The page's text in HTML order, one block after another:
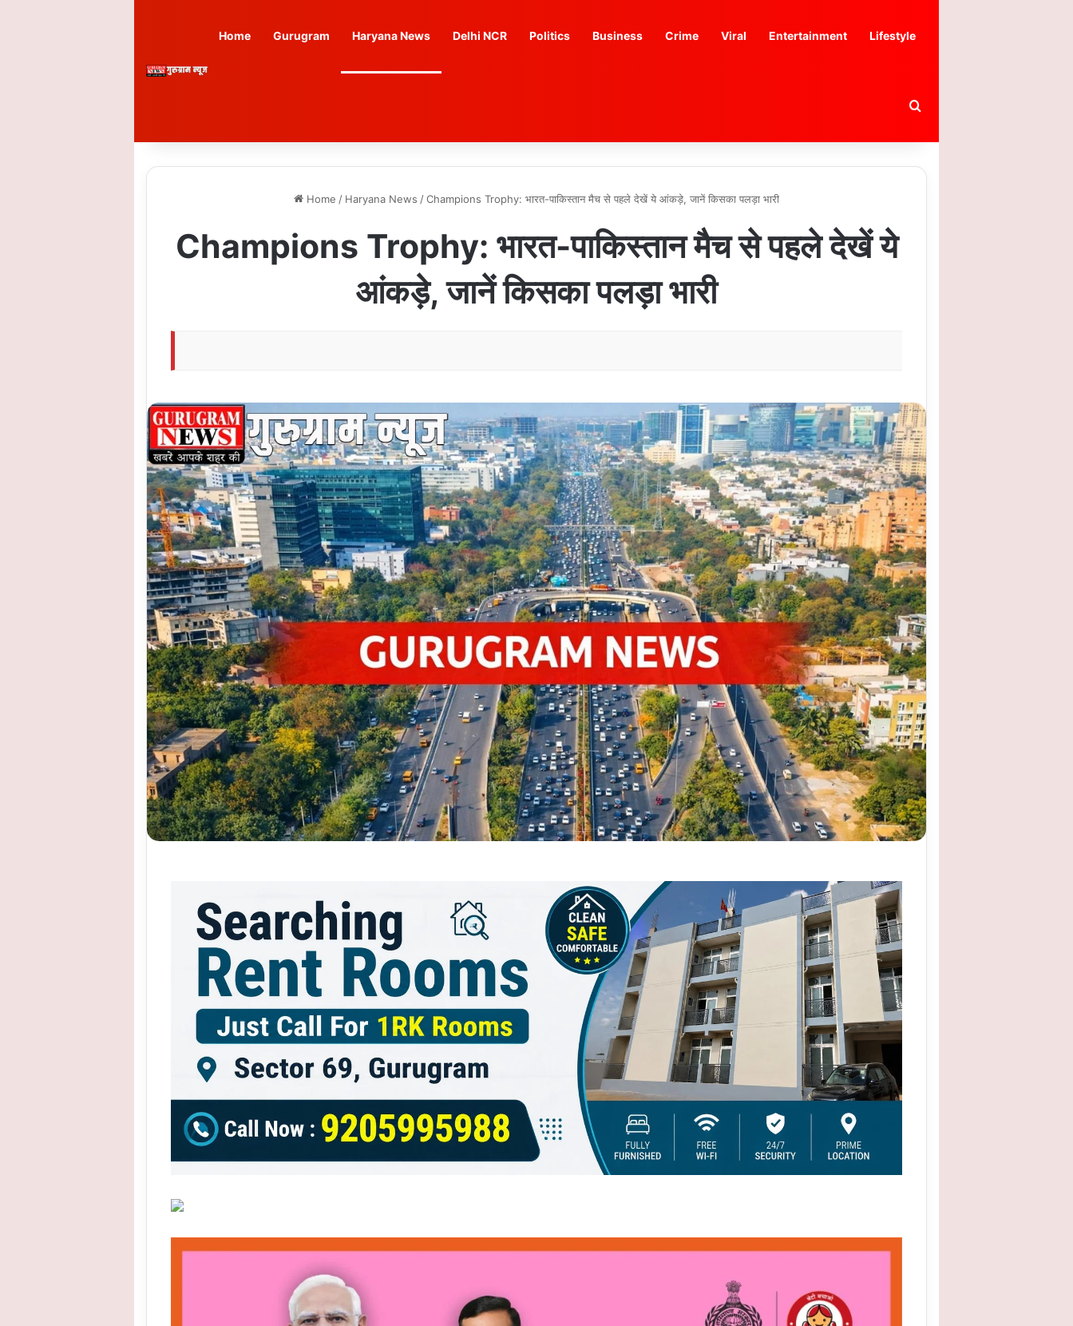
Home Gurugram Haryana News Delhi NCR Politics Business Crime Viral Entertainment Lifestyle
Search for
Home / Haryana News /Champions Trophy: भारत-पाकिस्तान मैच से पहले देखें ये आंकड़े, जानें किसका पलड़ा भारी
Champions Trophy: भारत-पाकिस्तान मैच से पहले देखें ये
आंकड़े, जानें किसका पलड़ा भारी